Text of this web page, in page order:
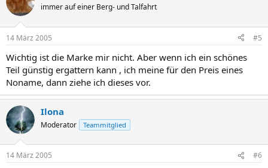
immer auf einer Berg- und Talfahrt
14 März 2005 #5
Wichtig ist die Marke mir nicht. Aber wenn ich ein schönes
Teil günstig ergattern kann , ich meine für den Preis eines
Noname, dann ziehe ich dieses vor.
Ilona
Moderator Teammitglied
14 März 2005 #6